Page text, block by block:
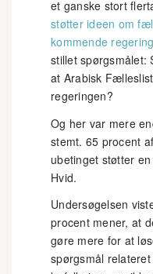
et ganske stort
støtter ideen om
kommende regering
stillet spørgsmålet:
at Arabisk
regeringen?
Og her var mere
stemt. 65 procent
ubetinget støtter
Hvid.
Undersøgelsen
procent mener, at
gøre mere for at
spørgsmål